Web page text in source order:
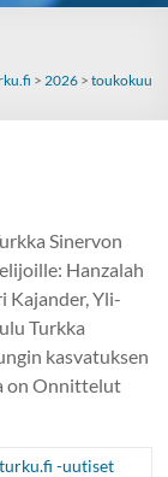
> 2026> toukokuu
Sinervon
Hanzalah
Kajander, Yli-
Turkka
kasvatuksen
on Onnittelut
-uutiset